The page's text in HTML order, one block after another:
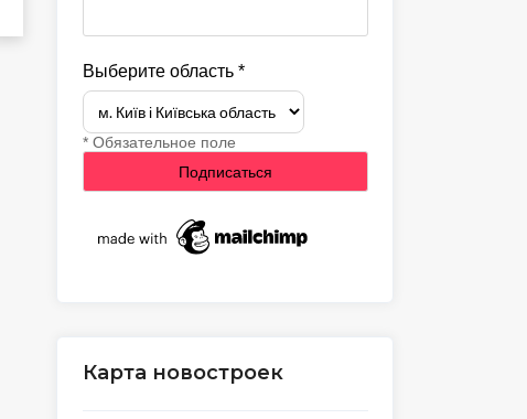
Выберите область *
*Обязательное поле
Карта новостроек